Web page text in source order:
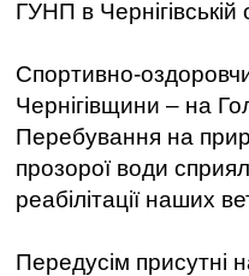
ГУНП в Чернігівській
Спортивно-
Чернігівщини – на
Перебування на
прозорої води
реабілітації наших
Передусім присутні